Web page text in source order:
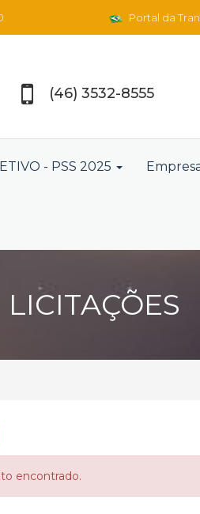
Portal da
(46) 3532-8555
- PSS 2025
LICITAÇÕES
encontrado.